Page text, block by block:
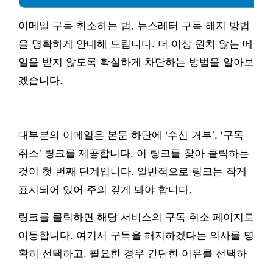
이메일 구독 취소하는 법, 뉴스레터 구독 해지 방법
을 명확하게 안내해 드립니다. 더 이상 원치 않는 메
일을 받지 않도록 확실하게 차단하는 방법을 알아보
겠습니다.
대부분의 이메일은 본문 하단에 ‘수신 거부’, ‘구독
취소’ 링크를 제공합니다. 이 링크를 찾아 클릭하는
것이 첫 번째 단계입니다. 일반적으로 링크는 작게
표시되어 있어 주의 깊게 봐야 합니다.
링크를 클릭하면 해당 서비스의 구독 취소 페이지로
이동합니다. 여기서 구독을 해지하겠다는 의사를 명
확히 선택하고, 필요한 경우 간단한 이유를 선택하